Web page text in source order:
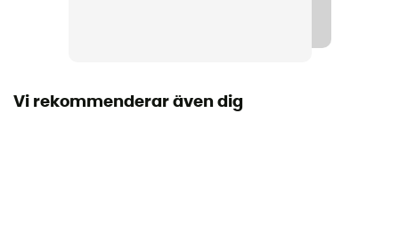
Kapuschong
Vi rekommenderar även dig